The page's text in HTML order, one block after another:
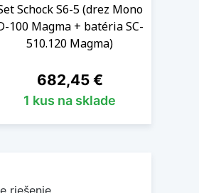
Schock S6-5 (drez Mono
100 Magma + batéria SC-
510.120 Magma)
Cena
682,45 €
1 kus na sklade
riešenie.